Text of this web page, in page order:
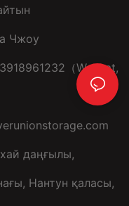
Чжоу
（Wechat,
даңғылы,
Нантун қаласы,